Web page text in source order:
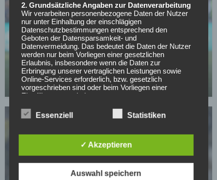
WETTBEWERBE
US-Nationalspieler Berhalter wechselt nach
England
29.07.2026
2. Grundsätzliche Angaben zur Datenverarbeitung
Wir verarbeiten personenbezogene Daten der Nutzer
nur unter Einhaltung der einschlägigen
Datenschutzbestimmungen entsprechend den
Geboten der Datensparsamkeit- und
Datenvermeidung. Das bedeutet die Daten der Nutzer
werden nur beim Vorliegen einer gesetzlichen
Erlaubnis, insbesondere wenn die Daten zur
Erbringung unserer vertraglichen Leistungen sowie
Online-Services erforderlich, bzw. gesetzlich
vorgeschrieben sind oder beim Vorliegen einer
Einwilligung verarbeitet.
Wir treffen organisatorische, vertragliche und
technische Sicherheitsmaßnahmen entsprechend dem
Vorschriften der Datenschutzgesetze eingehalten
werden und um damit die durch uns verarbeiteten
Manipulationen, Verlust, Zerstörung oder gegen den
Zugriff unberechtigter Personen zu schützen.
Essenziell Statistiken
✓ Akzeptieren
Auswahl speichern